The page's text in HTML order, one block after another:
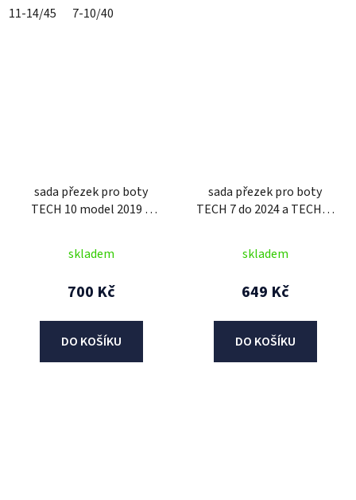
11-14/45 7-10/40
sada přezek pro boty
TECH 10 model 2019 a
skladem
700 Kč
DO KOŠÍKU
sada přezek pro boty
TECH 7 do 2024 a TECH 5,
skladem
649 Kč
DO KOŠÍKU